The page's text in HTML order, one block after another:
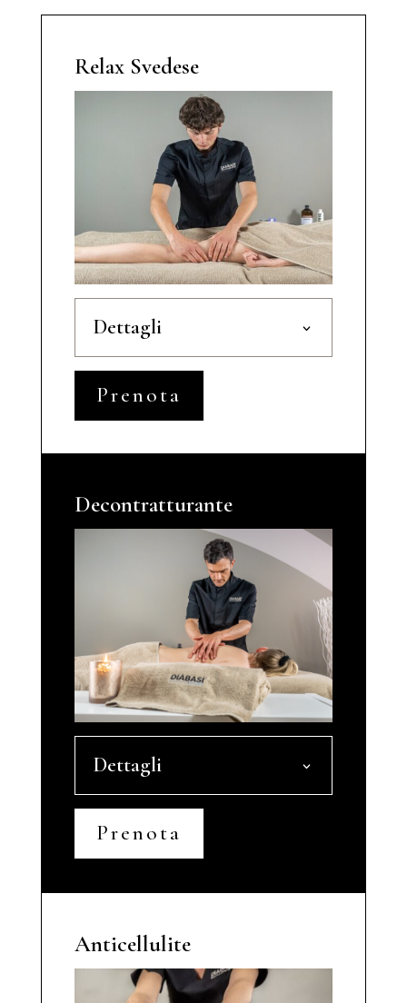
Relax Svedese
Dettagli
Prenota
Decontratturante
Dettagli
Prenota
Anticellulite